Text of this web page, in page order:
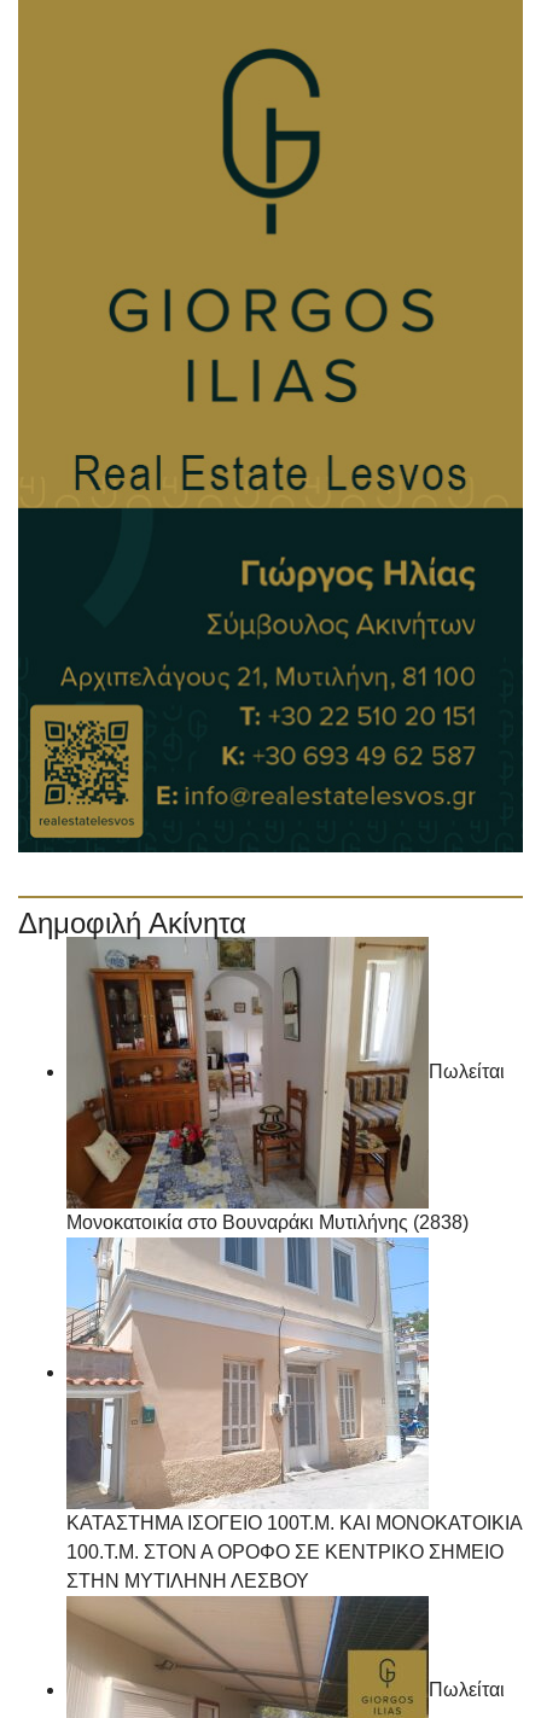
Δημοφιλή Ακίνητα
Πωλείται
Μονοκατοικία στο Βουναράκι Μυτιλήνης (2838)
ΚΑΤΑΣΤΗΜΑ ΙΣΟΓΕΙΟ 100Τ.Μ. ΚΑΙ ΜΟΝΟΚΑΤΟΙΚΙΑ
100.Τ.Μ. ΣΤΟΝ Α ΟΡΟΦΟ ΣΕ ΚΕΝΤΡΙΚΟ ΣΗΜΕΙΟ
ΣΤΗΝ ΜΥΤΙΛΗΝΗ ΛΕΣΒΟΥ
Πωλείται